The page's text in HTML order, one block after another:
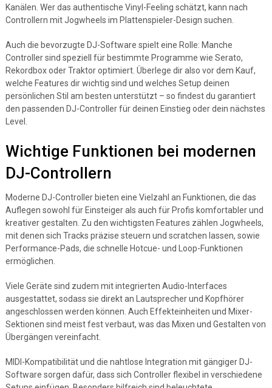
Kanälen. Wer das authentische Vinyl-Feeling schätzt, kann nach
Controllern mit Jogwheels im Plattenspieler-Design suchen.
Auch die bevorzugte DJ-Software spielt eine Rolle: Manche
Controller sind speziell für bestimmte Programme wie Serato,
Rekordbox oder Traktor optimiert. Überlege dir also vor dem Kauf,
welche Features dir wichtig sind und welches Setup deinen
persönlichen Stil am besten unterstützt – so findest du garantiert
den passenden DJ-Controller für deinen Einstieg oder dein nächstes
Level.
Wichtige Funktionen bei modernen
DJ-Controllern
Moderne DJ-Controller bieten eine Vielzahl an Funktionen, die das
Auflegen sowohl für Einsteiger als auch für Profis komfortabler und
kreativer gestalten. Zu den wichtigsten Features zählen Jogwheels,
mit denen sich Tracks präzise steuern und scratchen lassen, sowie
Performance-Pads, die schnelle Hotcue- und Loop-Funktionen
ermöglichen.
Viele Geräte sind zudem mit integrierten Audio-Interfaces
ausgestattet, sodass sie direkt an Lautsprecher und Kopfhörer
angeschlossen werden können. Auch Effekteinheiten und Mixer-
Sektionen sind meist fest verbaut, was das Mixen und Gestalten von
Übergängen vereinfacht.
MIDI-Kompatibilität und die nahtlose Integration mit gängiger DJ-
Software sorgen dafür, dass sich Controller flexibel in verschiedene